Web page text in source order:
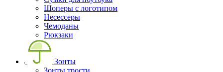
Шоперы с логотипом
Несессеры
Чемоданы
Рюкзаки
Зонты
Зонты трости